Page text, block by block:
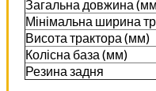
Загальна довжина
Мінімальна ширина
Висота трактора (мм)
Колісна база (мм)
Резина задня